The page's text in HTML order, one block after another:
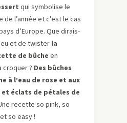
qui symbolise le
l’année et c’est le cas
d’Europe. Que dirais-
et de twister la
de bûche en
croquer ? Des bûches
à l’eau de rose et aux
et éclats de pétales de
recette so pink, so
so easy !